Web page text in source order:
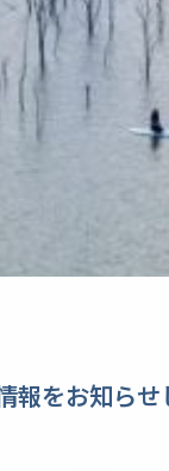
報をお知らせ